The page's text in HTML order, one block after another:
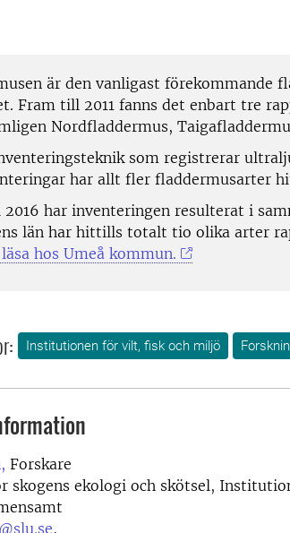
är den vanligast förekommande
Fram till 2011 fanns det enbart tre
Nordfladdermus,
som registrerar
har allt fler fladdermusarter
har inventeringen resulterat i
län har hittills totalt tio olika arter
hos Umeå kommun.
Institutionen för vilt, fisk och miljö
Forskare
skogens ekologi och skötsel,
,